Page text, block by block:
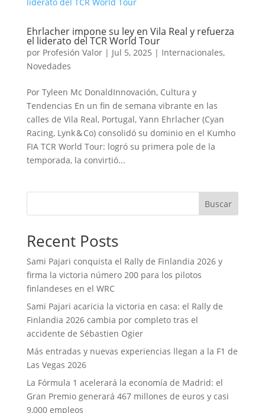
Ehrlacher impone su ley en Vila Real y refuerza
el liderato del TCR World Tour
por Profesión Valor| Jul 5, 2025 | Internacionales,
Novedades
Por Tyleen Mc DonaldInnovación, Cultura y
Tendencias En un fin de semana vibrante en las
calles de Vila Real, Portugal, Yann Ehrlacher (Cyan
Racing, Lynk & Co) consolidó su dominio en el Kumho
FIA TCR World Tour: logró su primera pole de la
temporada, la convirtió...
Buscar
Recent Posts
Sami Pajari conquista el Rally de Finlandia 2026 y
firma la victoria número 200 para los pilotos
finlandeses en el WRC
Sami Pajari acaricia la victoria en casa: el Rally de
Finlandia 2026 cambia por completo tras el
accidente de Sébastien Ogier
Más entradas y nuevas experiencias llegan a la F1 de
Las Vegas 2026
La Fórmula 1 acelerará la economía de Madrid: el
Gran Premio generará 467 millones de euros y casi
9,000 empleos